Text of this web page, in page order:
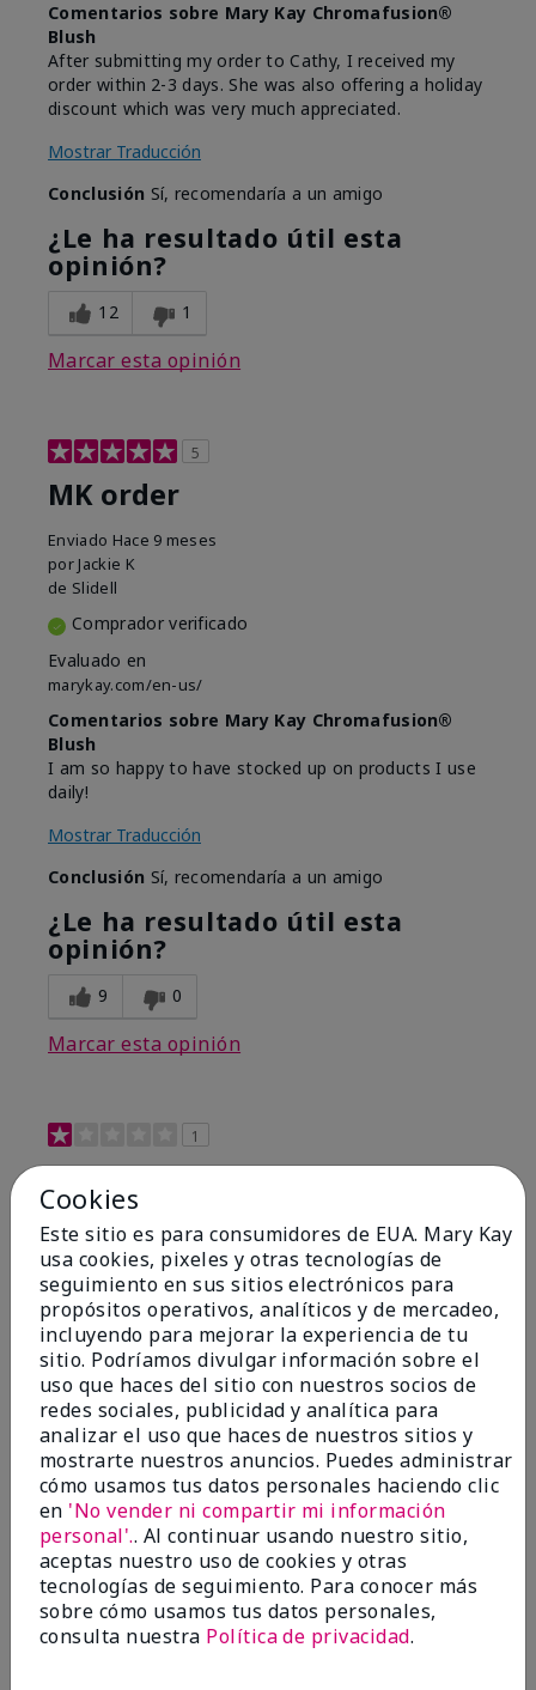
Comentarios sobre Mary Kay Chromafusion®
Blush
After submitting my order to Cathy, I received my
order within 2-3 days. She was also offering a holiday
discount which was very much appreciated.
Mostrar Traducción
Conclusión Sí, recomendaría a un amigo
¿Le ha resultado útil esta
opinión?
12 1
Marcar esta opinión
5
MK order
Enviado Hace 9 meses
por Jackie K
de Slidell
Comprador verificado
Evaluado en
marykay.com/en-us/
Comentarios sobre Mary Kay Chromafusion®
Blush
I am so happy to have stocked up on products I use
daily!
Mostrar Traducción
Conclusión Sí, recomendaría a un amigo
¿Le ha resultado útil esta
opinión?
9 0
Marcar esta opinión
1
Not a favorite
EnviadoHace 9 meses
por Bette B.
deGreen Valley
Comprador verificado
Evaluado en
marykay.com/en-us/
Comentarios sobre Mary Kay Chromafusion®
Blush
The blush is hard to get used to - it goes on very
heavy and then needs to be softened. I think I will
stick with my old brand for now.
Mostrar Traducción
ConclusiónNo, no recomendaría a un amigo
¿Le ha resultado útil esta
Cookies
Este sitio es para consumidores de EUA. Mary Kay
usa cookies, pixeles y otras tecnologías de
seguimiento en sus sitios electrónicos para
propósitos operativos, analíticos y de mercadeo,
incluyendo para mejorar la experiencia de tu
sitio. Podríamos divulgar información sobre el
uso que haces del sitio con nuestros socios de
redes sociales, publicidad y analítica para
analizar el uso que haces de nuestros sitios y
mostrarte nuestros anuncios. Puedes administrar
cómo usamos tus datos personales haciendo clic
en 'No vender ni compartir mi información
personal'.. Al continuar usando nuestro sitio,
aceptas nuestro uso de cookies y otras
tecnologías de seguimiento. Para conocer más
sobre cómo usamos tus datos personales,
consulta nuestra Política de privacidad.